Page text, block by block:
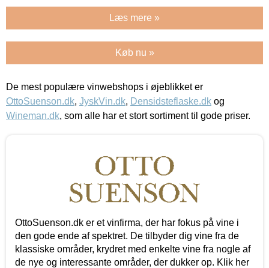
Læs mere »
Køb nu »
De mest populære vinwebshops i øjeblikket er
OttoSuenson.dk, JyskVin.dk, Densidsteflaske.dk og
Wineman.dk, som alle har et stort sortiment til gode priser.
OttoSuenson.dk er et vinfirma, der har fokus på vine i
den gode ende af spektret. De tilbyder dig vine fra de
klassiske områder, krydret med enkelte vine fra nogle af
de nye og interessante områder, der dukker op. Klik her